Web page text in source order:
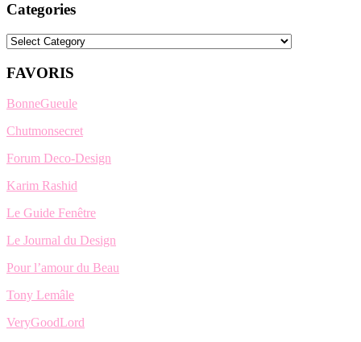
Categories
Categories
FAVORIS
BonneGueule
Chutmonsecret
Forum Deco-Design
Karim Rashid
Le Guide Fenêtre
Le Journal du Design
Pour l’amour du Beau
Tony Lemâle
VeryGoodLord